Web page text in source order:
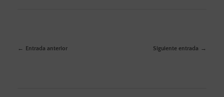
Entrada anterior Siguiente entrada